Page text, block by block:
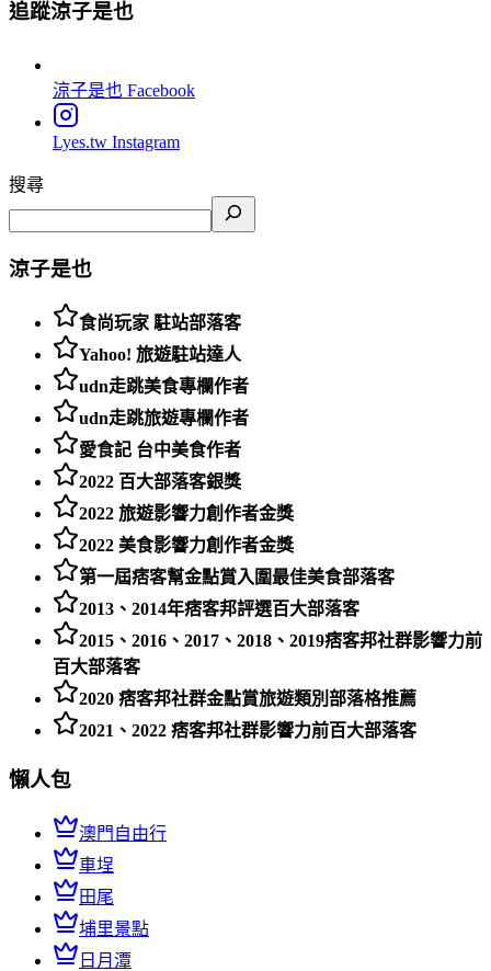
追蹤涼子是也
涼子是也 Facebook
Lyes.tw Instagram
搜尋
涼子是也
食尚玩家 駐站部落客
Yahoo! 旅遊駐站達人
udn走跳美食專欄作者
udn走跳旅遊專欄作者
愛食記 台中美食作者
2022 百大部落客銀獎
2022 旅遊影響力創作者金獎
2022 美食影響力創作者金獎
第一屆痞客幫金點賞入圍最佳美食部落客
2013、2014年痞客邦評選百大部落客
2015、2016、2017、2018、2019痞客邦社群影響力前
百大部落客
2020 痞客邦社群金點賞旅遊類別部落格推薦
2021、2022 痞客邦社群影響力前百大部落客
懶人包
澳門自由行
車埕
田尾
埔里景點
日月潭